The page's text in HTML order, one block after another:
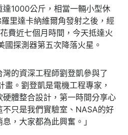
1000公斤，相當一輛小型休
里達卡納維爾角發射之後，經
費近七個月時間，今天抵達火
國探測器第五次降落火星。
的資深工程師劉登凱參與了
畫。劉登凱是電機工程專家，
體整合設計，第一時間分享心
只是我們實驗室、NASA的好
，大家都為此興奮。」